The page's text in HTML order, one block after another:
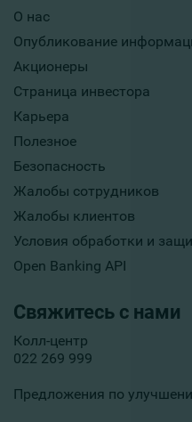
О нас
Опубликование
Акционеры
Страница инвестора
Карьера
Полезное
Безопасность
Жалобы сотрудников
Жалобы клиентов
Условия обработки и
Open Banking API
Свяжитесь с нами
Колл-центр
022 269 999
Предложения по